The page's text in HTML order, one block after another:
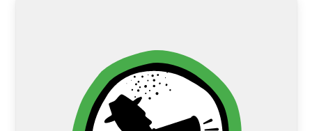
Médiathèque mobile -Ideas Box